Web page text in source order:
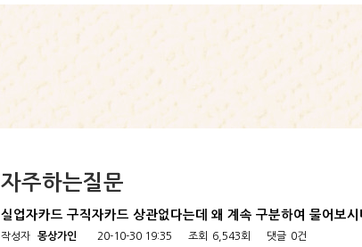
자주하는질문
실업자카드 구직자카드 상관없다는데 왜 계속 구분하여 물어보시
작성자 몽상가인 20-10-30 19:35 조회 6,543회 댓글 0건